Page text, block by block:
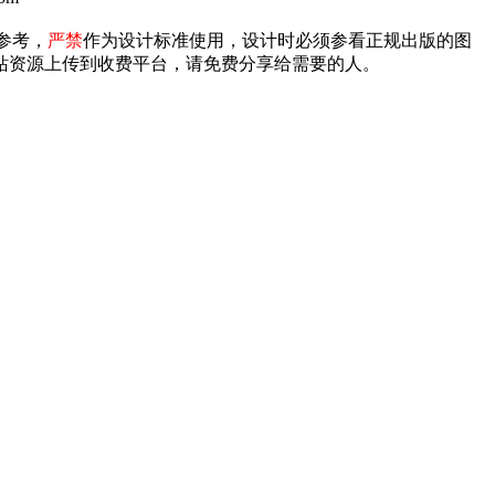
考， 严禁作为设计标准使用，设计时必须参看正规出版的图
源上传到收费平台，请免费分享给需要的人。